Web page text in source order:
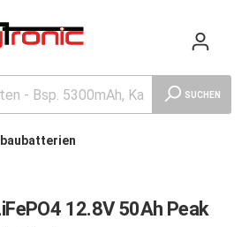
SUCHEN
12.8V 50Ah Peak